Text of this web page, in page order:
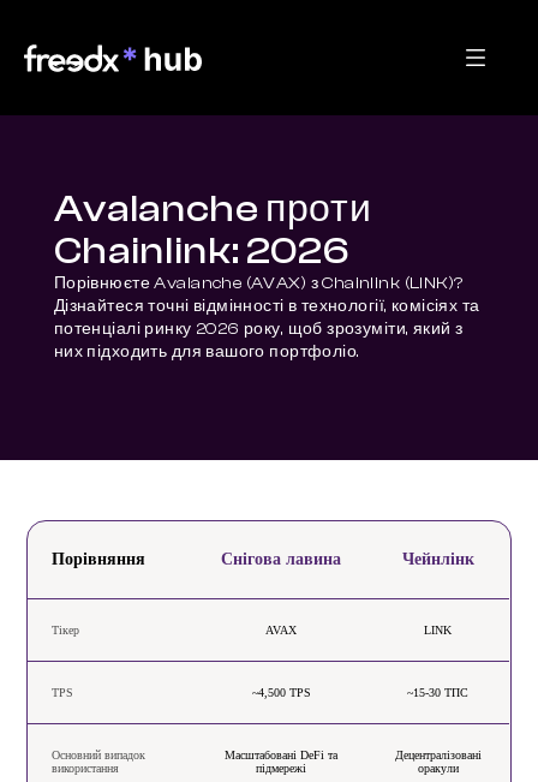
Avalanche проти
Chainlink: 2026
Порівнюєте Avalanche (AVAX) з Chainlink (LINK)?
Дізнайтеся точні відмінності в технології, комісіях та
потенціалі ринку 2026 року, щоб зрозуміти, який з
них підходить для вашого портфоліо.
Порівняння Снігова лавина Чейнлінк
Тікер AVAX LINK
TPS ~4,500 TPS ~15-30 ТПС
Основний випадок
використання
Масштабовані DeFi та
підмережі
Децентралізовані
оракули